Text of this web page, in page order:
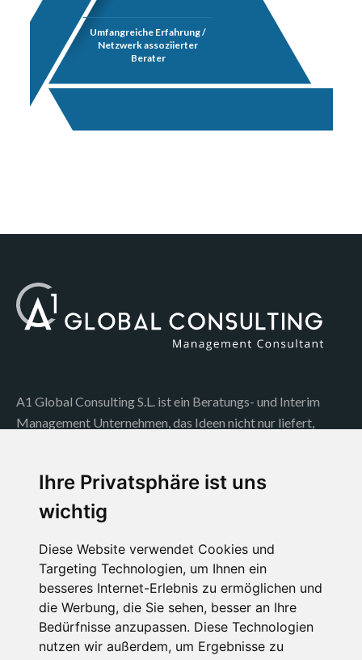
Ihre Privatsphäre ist uns
wichtig
Diese Website verwendet Cookies und
Targeting Technologien, um Ihnen ein
besseres Internet-Erlebnis zu ermöglichen und
die Werbung, die Sie sehen, besser an Ihre
Bedürfnisse anzupassen. Diese Technologien
nutzen wir außerdem, um Ergebnisse zu
Umfangreiche Erfahrung /
Netzwerk assoziierter
Berater
A1 Global Consulting S.L. ist ein Beratungs- und Interim
Management Unternehmen, das Ideen nicht nur liefert,
Sie erbringt ihre Dienstleistungen hauptsächlich in 3
Unternehmensberatung und Coaching..
Kontakt
Jochen Müller